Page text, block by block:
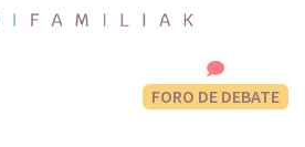
FORO DE DEBATE